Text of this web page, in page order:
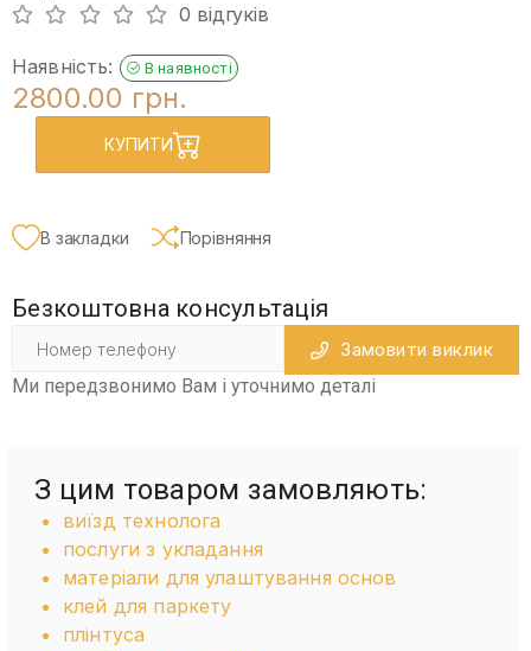
0 відгуків
Наявність: В наявності
2800.00 грн.
КУПИТИ
В закладки Порівняння
Безкоштовна консультація
Замовити виклик
Ми передзвонимо Вам і уточнимо деталі
З цим товаром замовляють:
виїзд технолога
послуги з укладання
матеріали для улаштування основ
клей для паркету
плінтуса